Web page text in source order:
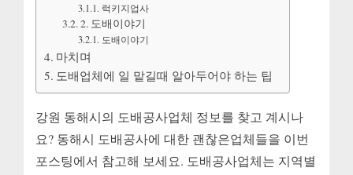
업
체
럭키지업사
2. 도배이야기
도배이야기
마치며
도배업체에 일 맡길때 알아두어야 하는 팁
강원 동해시의 도배공사업체 정보를 찾고 계시나
요? 동해시 도배공사에 대한 괜찮은업체들을 이번
포스팅에서 참고해 보세요. 도배공사업체는 지역별